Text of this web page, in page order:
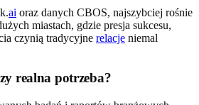
ai oraz danych CBOS, najszybciej rośnie
miastach, gdzie presja sukcesu,
czynią tradycyjne relacje niemal
realna potrzeba?